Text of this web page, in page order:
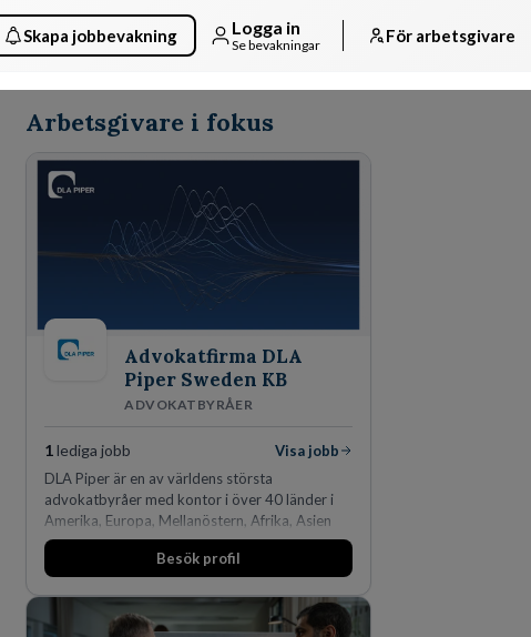
Skapa jobbevakning Logga in
Se bevakningar För arbetsgivare
Arbetsgivare i fokus
Advokatfirma DLA
Piper Sweden KB
ADVOKATBYRÅER
1lediga jobb
Visa jobb
DLA Piper är en av världens största
advokatbyråer med kontor i över 40 länder i
Amerika, Europa, Mellanöstern, Afrika, Asien
och Oceanien. Vi är specialister inom
affärsjuridikens alla områden och vi har några
fler än 450 jurister på fem kontor i Stockholm,
Köpenhamn, Århus, Oslo och Helsingfors kan vi
Besök profil